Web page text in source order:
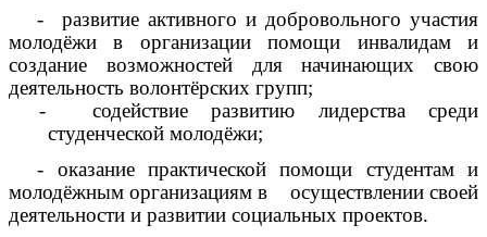
- развитие активного и добровольного участия
молодёжи в организации помощи инвалидам и
создание возможностей для начинающих свою
деятельность волонтёрских групп;
- содействие развитию лидерства среди
студенческой молодёжи;
- оказание практической помощи студентам и
молодёжным организациям в осуществлении своей
деятельности и развитии социальных проектов.